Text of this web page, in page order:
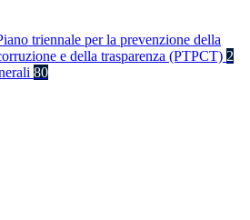
triennale per la prevenzione della
e della trasparenza (PTPCT) 2
80